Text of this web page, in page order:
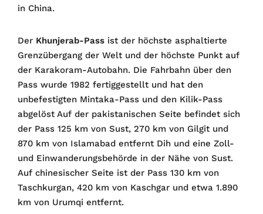
in China.
Der Khunjerab-Pass ist der höchste asphaltierte
Grenzübergang der Welt und der höchste Punkt auf
der Karakoram-Autobahn. Die Fahrbahn über den
Pass wurde 1982 fertiggestellt und hat den
unbefestigten Mintaka-Pass und den Kilik-Pass
abgelöst Auf der pakistanischen Seite befindet sich
der Pass 125 km von Sust, 270 km von Gilgit und
870 km von Islamabad entfernt Dih und eine Zoll-
und Einwanderungsbehörde in der Nähe von Sust.
Auf chinesischer Seite ist der Pass 130 km von
Taschkurgan, 420 km von Kaschgar und etwa 1.890
km von Urumqi entfernt.